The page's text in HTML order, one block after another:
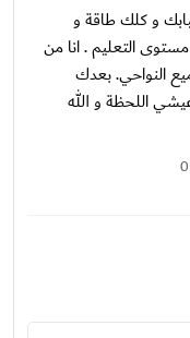
و كلك طاقة و
التعليم . انا من
النواحي. بعدك
اللحظة و الله